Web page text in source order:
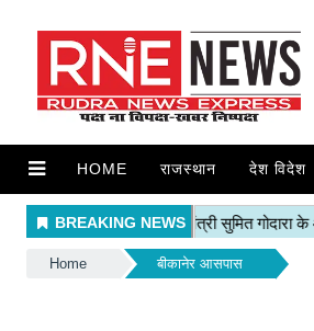
HOME राजस्थान देश विदेश
Home बीकानेर आसपास